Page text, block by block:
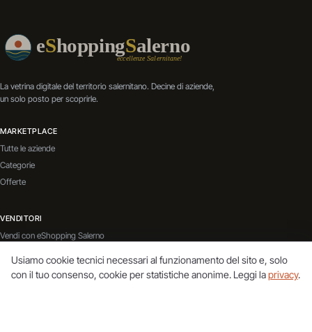
La vetrina digitale del territorio salernitano. Decine di aziende,
un solo posto per scoprirle.
MARKETPLACE
Tutte le aziende
Categorie
Offerte
VENDITORI
Vendi con eShopping Salerno
Servizi Aggiuntivi
Usiamo cookie tecnici necessari al funzionamento del sito e, solo
con il tuo consenso, cookie per statistiche anonime. Leggi laprivacy.